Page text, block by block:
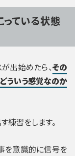
ている状態
出始めたら、その
ういう感覚なのか
練習をします。
を意識的に信号を